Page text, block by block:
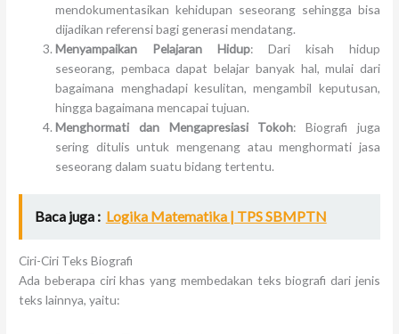
mendokumentasikan kehidupan seseorang sehingga bisa
dijadikan referensi bagi generasi mendatang.
Menyampaikan Pelajaran Hidup: Dari kisah hidup
seseorang, pembaca dapat belajar banyak hal, mulai dari
bagaimana menghadapi kesulitan, mengambil keputusan,
hingga bagaimana mencapai tujuan.
Menghormati dan Mengapresiasi Tokoh: Biografi juga
sering ditulis untuk mengenang atau menghormati jasa
seseorang dalam suatu bidang tertentu.
Baca juga : Logika Matematika | TPS SBMPTN
Ciri-Ciri Teks Biografi
Ada beberapa ciri khas yang membedakan teks biografi dari jenis
teks lainnya, yaitu: